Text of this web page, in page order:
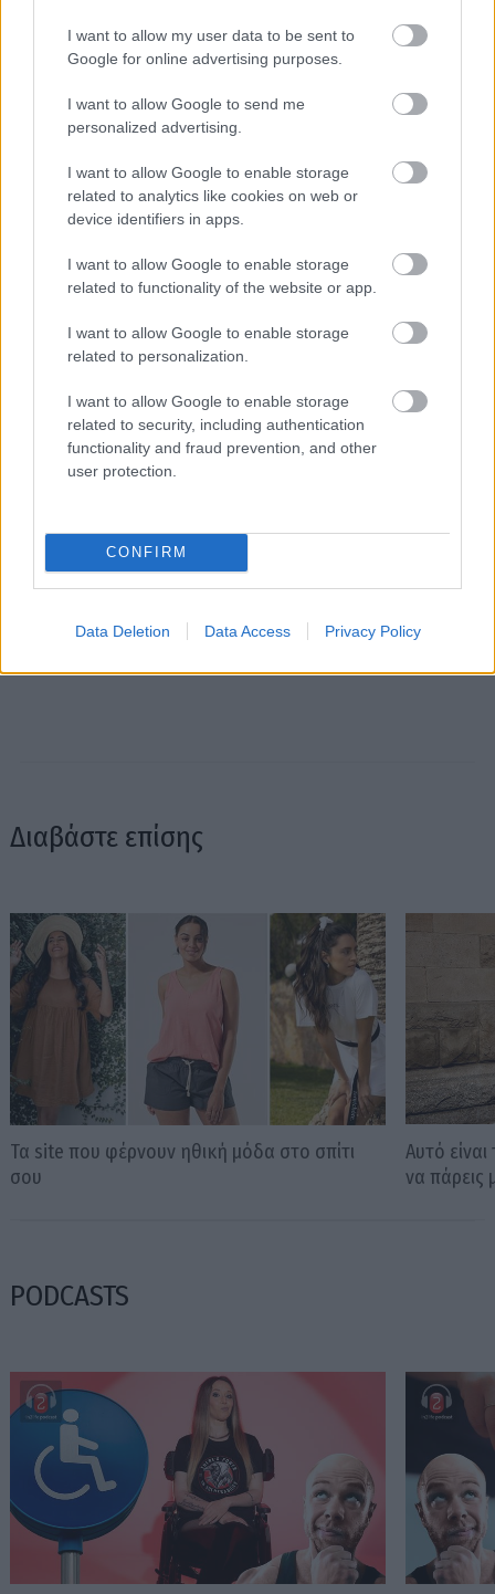
I want to allow my user data to be sent to
Google for online advertising purposes.
I want to allow Google to send me
personalized advertising.
I want to allow Google to enable storage
related to analytics like cookies on web or
device identifiers in apps.
I want to allow Google to enable storage
related to functionality of the website or app.
I want to allow Google to enable storage
related to personalization.
I want to allow Google to enable storage
related to security, including authentication
functionality and fraud prevention, and other
user protection.
CONFIRM
Data Deletion Data Access Privacy Policy
Διαβάστε επίσης
Τα site που φέρνουν ηθική μόδα στο σπίτι
σου
Αυτό
να πάρεις
PODCASTS